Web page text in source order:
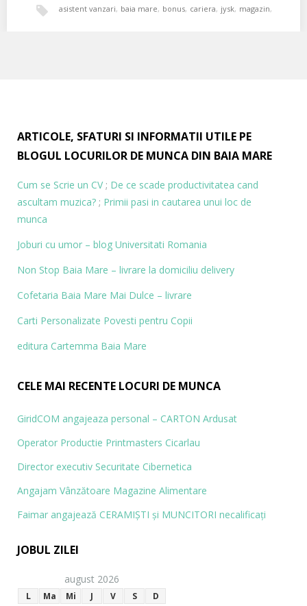
asistent vanzari, baia mare, bonus, cariera, jysk, magazin,
ARTICOLE, SFATURI SI INFORMATII UTILE PE
BLOGUL LOCURILOR DE MUNCA DIN BAIA MARE
Cum se Scrie un CV; De ce scade productivitatea cand
ascultam muzica? ; Primii pasi in cautarea unui loc de
munca
Joburi cu umor – blog Universitati Romania
Non Stop Baia Mare – livrare la domiciliu delivery
Cofetaria Baia Mare Mai Dulce – livrare
Carti Personalizate Povesti pentru Copii
editura Cartemma Baia Mare
CELE MAI RECENTE LOCURI DE MUNCA
GiridCOM angajeaza personal – CARTON Ardusat
Operator Productie Printmasters Cicarlau
Director executiv Securitate Cibernetica
Angajam Vânzătoare Magazine Alimentare
Faimar angajează CERAMIŞTI și MUN­CITORI necalificaţi
JOBUL ZILEI
august 2026
L Ma Mi J V S D